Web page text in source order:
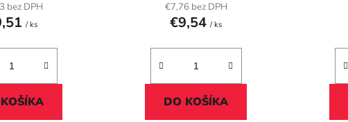
bez DPH
/ ks
€7,76 bez DPH
€9,54/ ks
DO KOŠÍKA